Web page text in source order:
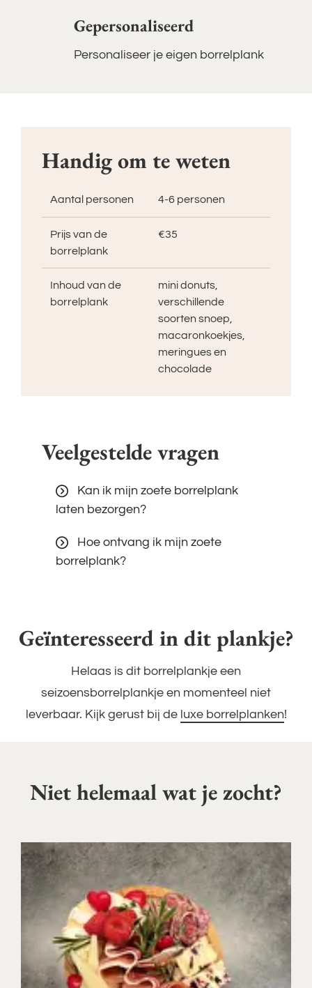
Gepersonaliseerd
Personaliseer je eigen borrelplank
Handig om te weten
Aantal personen 4-6 personen
Prijs van de
borrelplank
€35
Inhoud van de
borrelplank
mini donuts,
verschillende
soorten snoep,
macaronkoekjes,
meringues en
chocolade
Veelgestelde vragen
Kan ik mijn zoete borrelplank
laten bezorgen?
Hoe ontvang ik mijn zoete
borrelplank?
Geïnteresseerd in dit plankje?
Helaas is dit borrelplankje een
seizoensborrelplankje en momenteel niet
leverbaar. Kijk gerust bij de luxe borrelplanken!
Niet helemaal wat je zocht?